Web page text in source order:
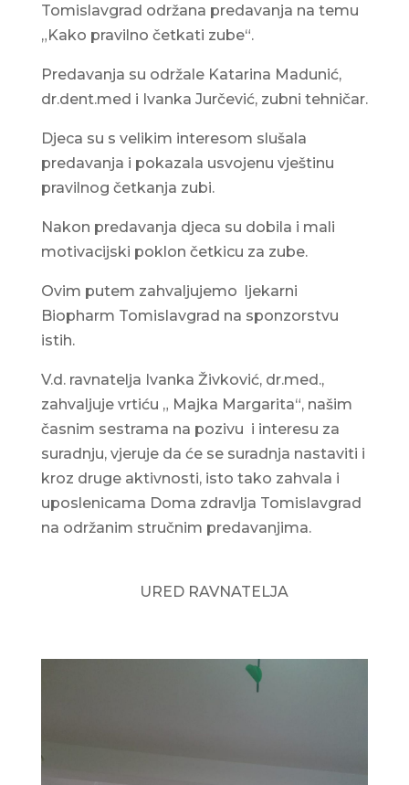
Tomislavgrad održana predavanja na temu
„Kako pravilno četkati zube“.
Predavanja su održale Katarina Madunić,
dr.dent.med i Ivanka Jurčević, zubni tehničar.
Djeca su s velikim interesom slušala
predavanja i pokazala usvojenu vještinu
pravilnog četkanja zubi.
Nakon predavanja djeca su dobila i mali
motivacijski poklon četkicu za zube.
Ovim putem zahvaljujemo ljekarni
Biopharm Tomislavgrad na sponzorstvu
istih.
V.d. ravnatelja Ivanka Živković, dr.med.,
zahvaljuje vrtiću „ Majka Margarita“, našim
časnim sestrama na pozivu i interesu za
suradnju, vjeruje da će se suradnja nastaviti i
kroz druge aktivnosti, isto tako zahvala i
uposlenicama Doma zdravlja Tomislavgrad
na održanim stručnim predavanjima.
URED RAVNATELJA